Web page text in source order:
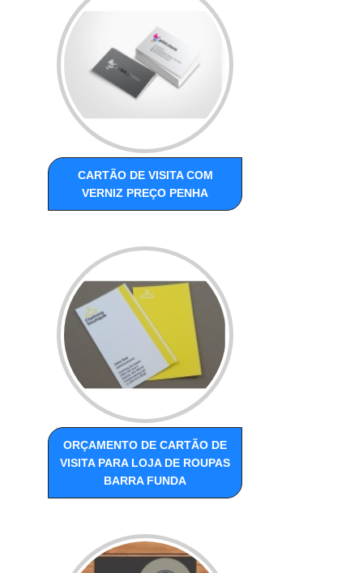
CARTÃO DE VISITA COM
VERNIZ PREÇO PENHA
ORÇAMENTO DE CARTÃO DE
VISITA PARA LOJA DE ROUPAS
BARRA FUNDA